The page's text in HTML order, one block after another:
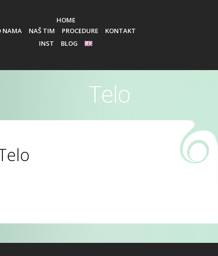
HOME
NAMA
NAŠ TIM PROCEDURE
KONTAKT
INST
BLOG EN
Telo